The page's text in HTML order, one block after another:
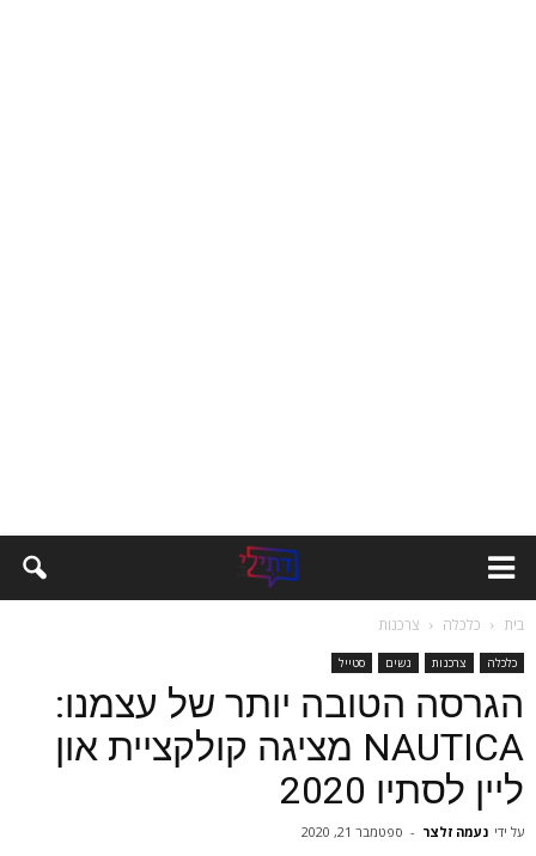
בית כלכלה צרכנות
כלכלה צרכנות נשים סטייל
הגרסה הטובה יותר של עצמנו:
NAUTICA מציגה קולקציית און
ליין לסתיו 2020
על ידי נעמה זלצר - ספטמבר 21, 2020